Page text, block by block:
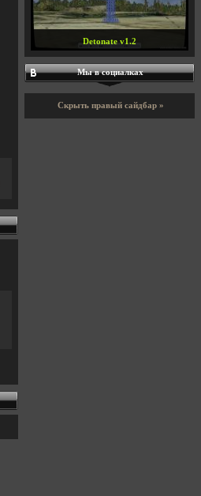
Detonate v1.2
Мы в социалках
Скрыть правый сайдбар »